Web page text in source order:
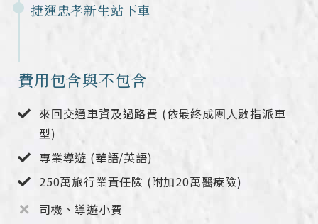
捷運忠孝新生站下車
費用包含與不包含
來回交通車資及過路費 (依最終成團人數指派車
型)
專業導遊 (華語/英語)
250萬旅行業責任險 (附加20萬醫療險)
司機、導遊小費